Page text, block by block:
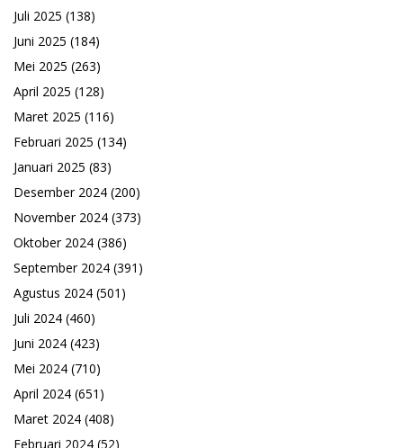
Juli 2025 (138)
Juni 2025 (184)
Mei 2025 (263)
April 2025 (128)
Maret 2025 (116)
Februari 2025 (134)
Januari 2025 (83)
Desember 2024 (200)
November 2024 (373)
Oktober 2024 (386)
September 2024 (391)
Agustus 2024 (501)
Juli 2024 (460)
Juni 2024 (423)
Mei 2024 (710)
April 2024 (651)
Maret 2024 (408)
Februari 2024 (52)